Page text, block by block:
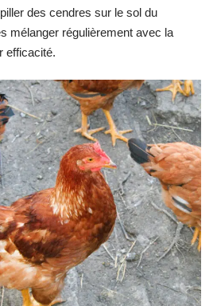
des cendres sur le sol du
mélanger régulièrement avec la
efficacité.